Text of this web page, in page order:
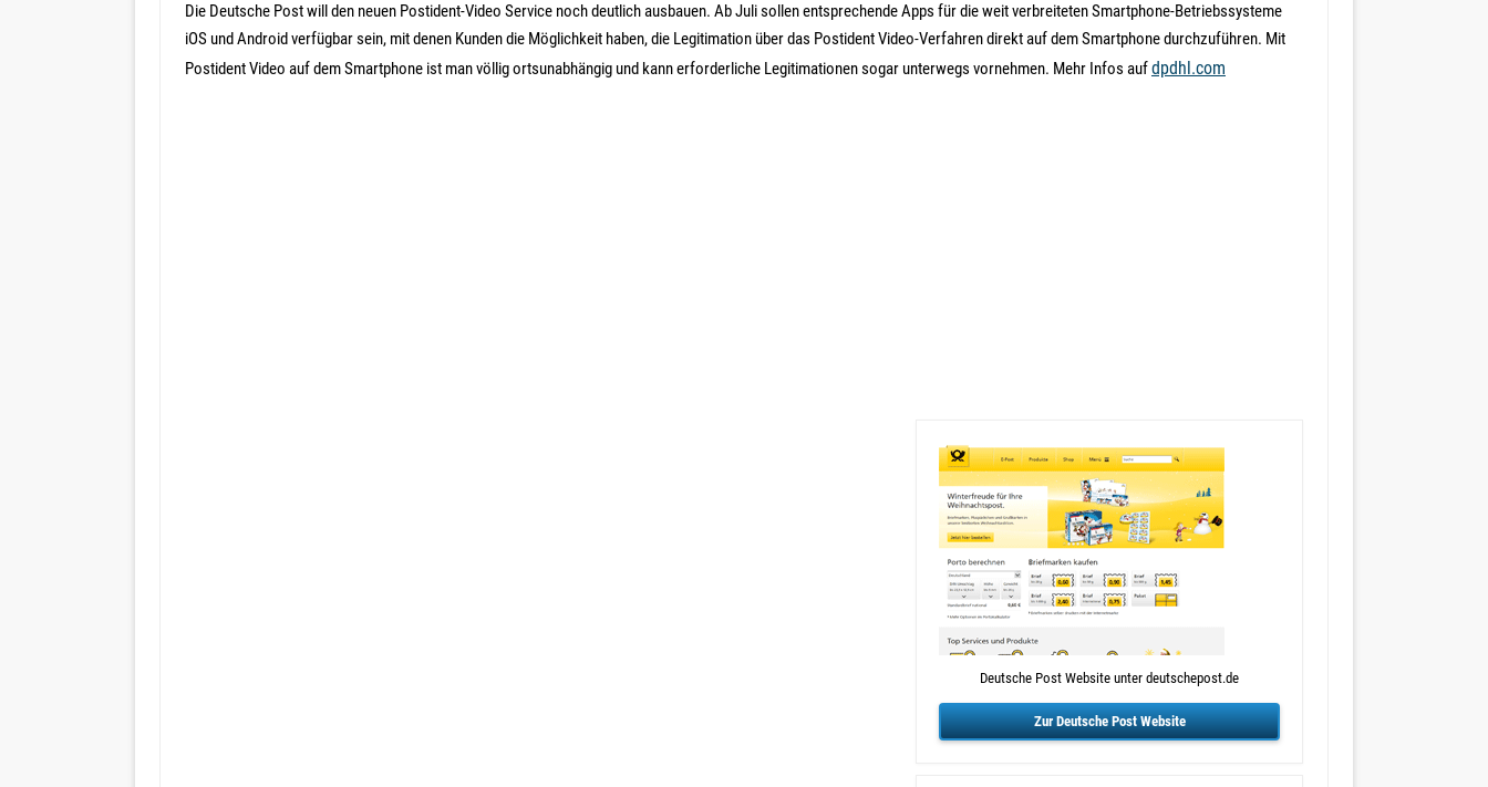
Die Deutsche Post will den neuen Postident-Video Service noch deutlich ausbauen. Ab Juli sollen entsprechende Apps für die weit verbreiteten Smartphone-Betriebssysteme
iOS und Android verfügbar sein, mit denen Kunden die Möglichkeit haben, die Legitimation über das Postident Video-Verfahren direkt auf dem Smartphone durchzuführen. Mit
Postident Video auf dem Smartphone ist man völlig ortsunabhängig und kann erforderliche Legitimationen sogar unterwegs vornehmen. Mehr Infos aufdpdhl.com
Deutsche Post Website unter deutschepost.de
Zur Deutsche Post Website